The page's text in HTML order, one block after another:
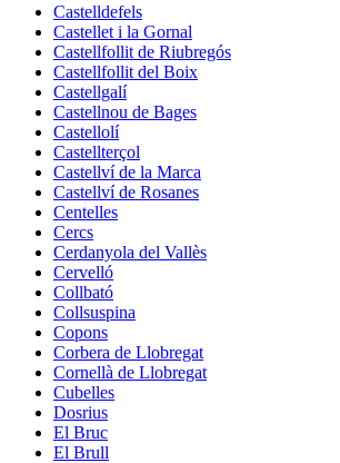
Castelldefels
Castellet i la Gornal
Castellfollit de Riubregós
Castellfollit del Boix
Castellgalí
Castellnou de Bages
Castellolí
Castellterçol
Castellví de la Marca
Castellví de Rosanes
Centelles
Cercs
Cerdanyola del Vallès
Cervelló
Collbató
Collsuspina
Copons
Corbera de Llobregat
Cornellà de Llobregat
Cubelles
Dosrius
El Bruc
El Brull